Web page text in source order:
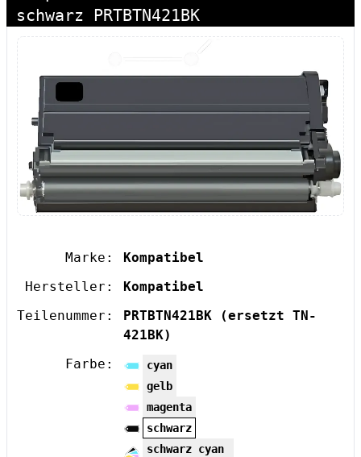
schwarz PRTBTN421BK
Marke:
Kompatibel
Hersteller:
Kompatibel
Teilenummer:
PRTBTN421BK
(ersetzt TN-
421BK)
Farbe:
cyan
gelb
magenta
schwarz
schwarz cyan